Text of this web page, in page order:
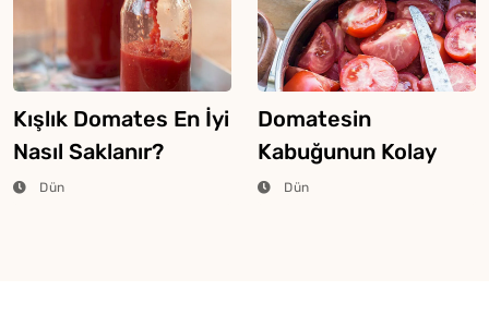
Kışlık Domates En İyi
Nasıl Saklanır?
Dün
Domatesin
Kabuğunun Kolay
Soyulması İçin Ne
Dün